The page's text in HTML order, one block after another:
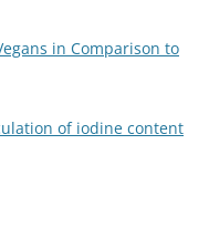
in Comparison to
of iodine content